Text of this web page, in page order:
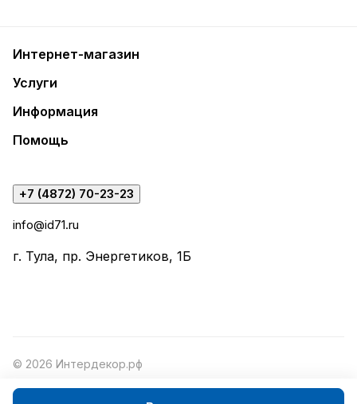
Интернет-магазин
Услуги
Информация
Помощь
+7 (4872) 70-23-23
info@id71.ru
г. Тула, пр. Энергетиков, 1Б
© 2026 Интердекор.рф